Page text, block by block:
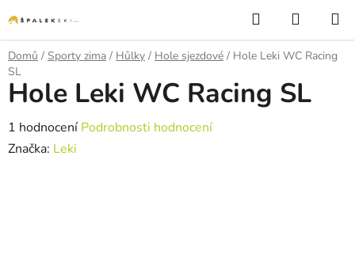
Hledat
Domů / Sporty zima / Hůlky / Hole sjezdové / Hole Leki WC Racing
SL
Hole Leki WC Racing SL
Průměrné hodnocení produktu je 5,0 z 5 hvězdiček.
1 hodnocení Podrobnosti hodnocení
Značka: Leki